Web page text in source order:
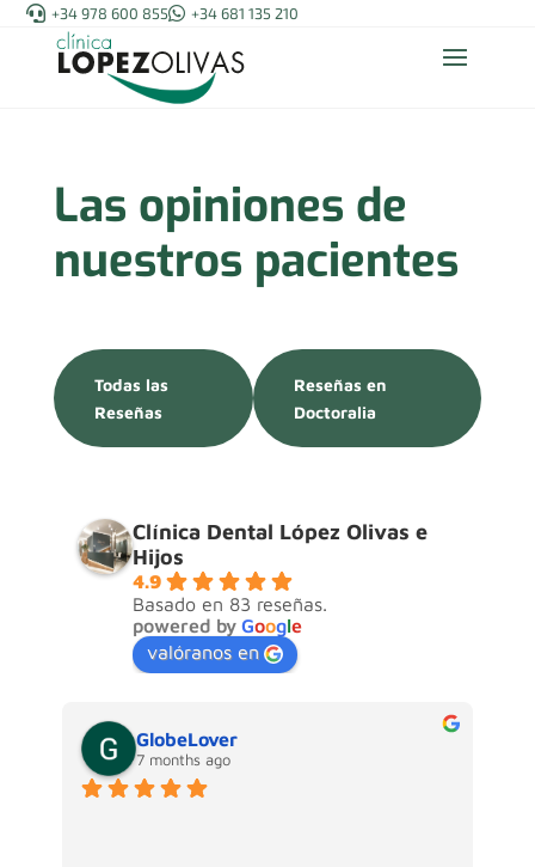
 +34 978 600 855 +34 681 135 210
Las opiniones de
nuestros pacientes
Todas las
Reseñas
Reseñas en
Doctoralia
Clínica Dental López Olivas e
Hijos
4.9
Basado en 83 reseñas.
powered by Google
valóranos en
GlobeLover
7 months ago